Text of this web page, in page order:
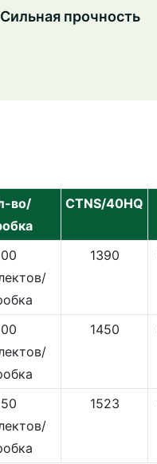
Сильная прочность
во/
CTNS/40HQ
1390
1450
1523